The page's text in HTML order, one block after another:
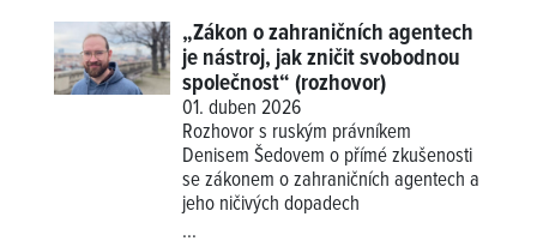
„Zákon o zahraničních agentech
je nástroj, jak zničit svobodnou
společnost“ (rozhovor)
01. duben 2026
Rozhovor s ruským právníkem
Denisem Šedovem o přímé zkušenosti
se zákonem o zahraničních agentech a
jeho ničivých dopadech
...